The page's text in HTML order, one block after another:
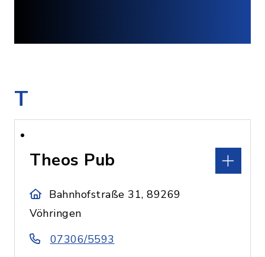
T
Theos Pub
Bahnhofstraße 31, 89269
Vöhringen
07306/5593